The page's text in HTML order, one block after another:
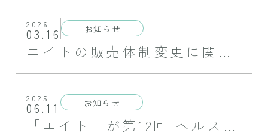
2026
03.16 お知らせ
エイトの販売体制変更に関するご案内
2025
06.11 お知らせ
「エイト」が第12回 ヘルスケア産業づくり貢献大賞にて、大賞を受賞致しました